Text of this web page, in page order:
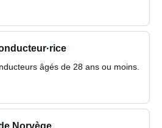
âgés de 28 ans ou moins.
Norvège